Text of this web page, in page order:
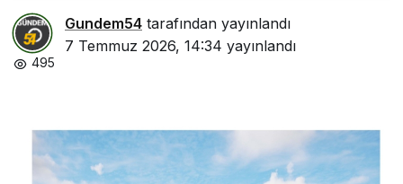
Gundem54 tarafından yayınlandı
7 Temmuz 2026, 14:34 yayınlandı
495